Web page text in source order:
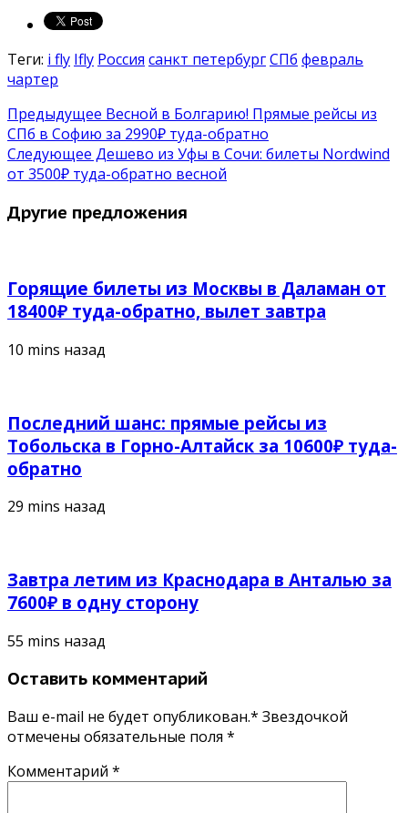
Теги: i fly Ifly Россия санкт петербургСПб февраль
чартер
Предыдущее Весной в Болгарию! Прямые рейсы из
СПб в Софию за 2990₽ туда-обратно
Следующее Дешево из Уфы в Сочи: билеты Nordwind
от 3500₽ туда-обратно весной
Другие предложения
Горящие билеты из Москвы в Даламан от
18400₽ туда-обратно, вылет завтра
10 mins назад
Последний шанс: прямые рейсы из
Тобольска в Горно-Алтайск за 10600₽ туда-
обратно
29 mins назад
Завтра летим из Краснодара в Анталью за
7600₽ в одну сторону
55 mins назад
Оставить комментарий
Ваш e-mail не будет опубликован.* Звездочкой
отмечены обязательные поля *
Комментарий *